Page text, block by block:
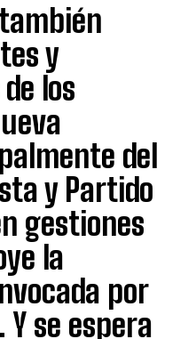
y
los
del
y Partido
gestiones
la
por
se espera